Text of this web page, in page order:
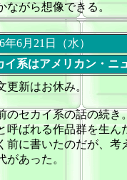
ながら想像できる。
年6月21日（水）
イ系はアメリカン・ニ
更新はお休み。
のセカイ系の話の続き
呼ばれる作品群を生ん
前に書いたのだが、
があった。